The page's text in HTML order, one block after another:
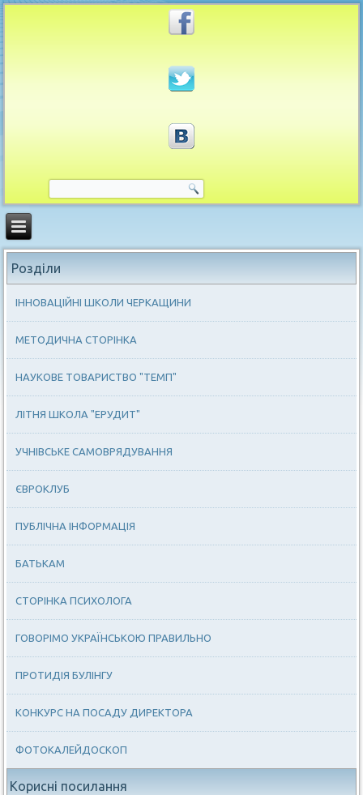
Розділи
ІННОВАЦІЙНІ ШКОЛИ ЧЕРКАЩИНИ
МЕТОДИЧНА СТОРІНКА
НАУКОВЕ ТОВАРИСТВО "ТЕМП"
ЛІТНЯ ШКОЛА "ЕРУДИТ"
УЧНІВСЬКЕ САМОВРЯДУВАННЯ
ЄВРОКЛУБ
ПУБЛІЧНА ІНФОРМАЦІЯ
БАТЬКАМ
СТОРІНКА ПСИХОЛОГА
ГОВОРІМО УКРАЇНСЬКОЮ ПРАВИЛЬНО
ПРОТИДІЯ БУЛІНГУ
КОНКУРС НА ПОСАДУ ДИРЕКТОРА
ФОТОКАЛЕЙДОСКОП
Корисні посилання